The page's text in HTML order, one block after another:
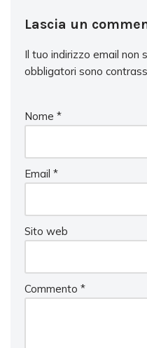
Lascia un
Il tuo indirizzo email non
obbligatori sono
Nome *
Email *
Sito web
Commento *